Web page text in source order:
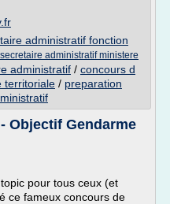
administratif fonction
administratif ministere
administratif / concours d
territoriale / preparation
Objectif Gendarme
pour tous ceux (et
ce fameux concours de